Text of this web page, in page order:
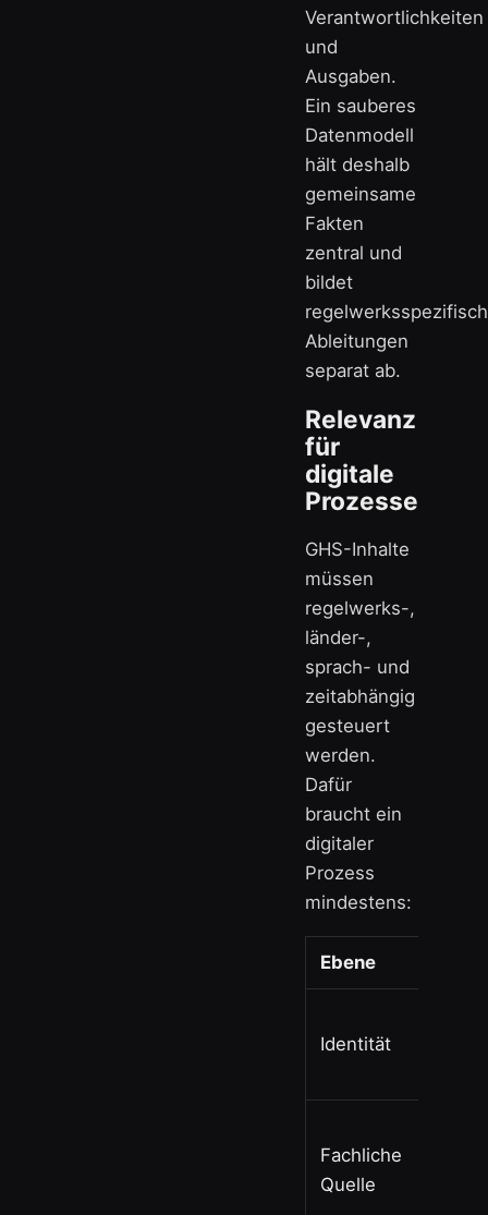
Verantwortlichkeiten
und
Ausgaben.
Ein sauberes
Datenmodell
hält deshalb
gemeinsame
Fakten
zentral und
bildet
Ableitungen
separat ab.
Relevanz
für
digitale
Prozesse
GHS-Inhalte
müssen
regelwerks-,
länder-,
sprach- und
zeitabhängig
gesteuert
werden.
Dafür
braucht ein
digitaler
Prozess
mindestens:
Ebene
Identität
Fachliche
Quelle